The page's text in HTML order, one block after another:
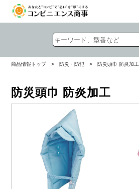
商品情報トップ > 防災・防犯 > 防災頭巾 防炎加工
防災頭巾 防炎加工